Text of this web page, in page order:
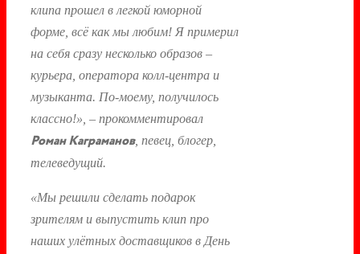
клипа прошел в легкой юморной
форме, всё как мы любим! Я примерил
на себя сразу несколько образов –
курьера, оператора колл-центра и
музыканта. По-моему, получилось
классно!», – прокомментировал
Роман Каграманов, певец, блогер,
телеведущий.
«Мы решили сделать подарок
зрителям и выпустить клип про
наших улётных доставщиков в День